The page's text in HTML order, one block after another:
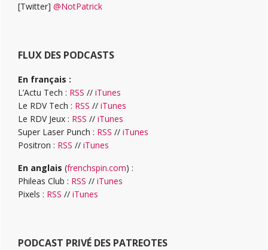
[Twitter] @NotPatrick
FLUX DES PODCASTS
En français :
L’Actu Tech : RSS // iTunes
Le RDV Tech : RSS // iTunes
Le RDV Jeux : RSS // iTunes
Super Laser Punch : RSS // iTunes
Positron : RSS // iTunes
En anglais (frenchspin.com) :
Phileas Club : RSS // iTunes
Pixels : RSS // iTunes
PODCAST PRIVÉ DES PATREOTES